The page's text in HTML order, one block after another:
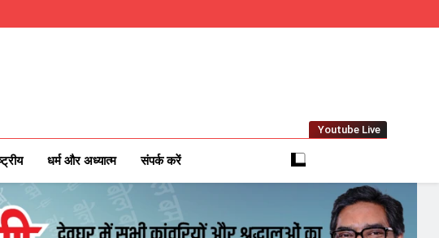
Local News Network
Youtube Live
धर्म और अध्यात्म संपर्क करें